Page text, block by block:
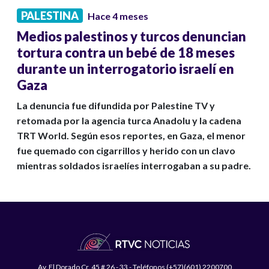
PALESTINA Hace 4 meses
Medios palestinos y turcos denuncian
tortura contra un bebé de 18 meses
durante un interrogatorio israelí en
Gaza
La denuncia fue difundida por Palestine TV y
retomada por la agencia turca Anadolu y la cadena
TRT World. Según esos reportes, en Gaza, el menor
fue quemado con cigarrillos y herido con un clavo
mientras soldados israelíes interrogaban a su padre.
Av. El Dorado Cr. 45 # 26 - 33 - Teléfonos (+57)(601) 2200700